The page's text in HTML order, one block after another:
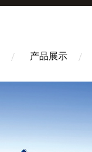
产品展示